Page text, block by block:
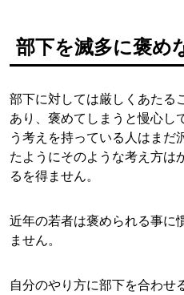
部下を滅多に褒め
部下に対しては厳しくあたる
あり、褒めてしまうと慢心し
う考えを持っている人はまだ
たようにそのような考え方は
るを得ません。
近年の若者は褒められる事に
ません。
自分のやり方に部下を合わせ